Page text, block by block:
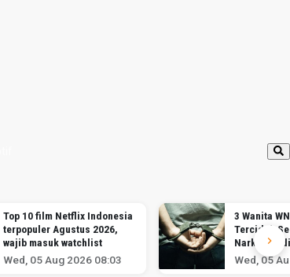
Top 10 film Netflix Indonesia
terpopuler Agustus 2026,
wajib masuk watchlist
Wed, 05 Aug 2026 08:03
3 Wanita
Terciduk
Narkotika
Soekarno-
Wed, 05